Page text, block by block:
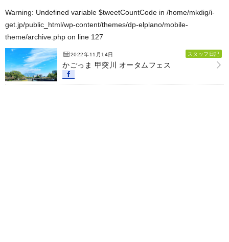
Warning: Undefined variable $tweetCountCode in /home/mkdig/i-
get.jp/public_html/wp-content/themes/dp-elplano/mobile-
theme/archive.php on line 127
2022年11月14日 スタッフ日記
かごっま 甲突川 オータムフェス